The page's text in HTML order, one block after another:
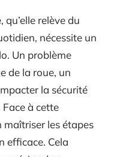
relève du
nécessite un
Un problème
de la roue, un
la sécurité
à cette
maîtriser les étapes
efficace. Cela